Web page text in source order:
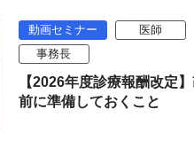
動画セミナー
医師
事務長
【2026年度診療報酬改定
前に準備しておくこと